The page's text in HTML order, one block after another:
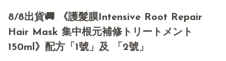
8/8出貨🚚 《護髮膜Intensive Root Repair
Hair Mask 集中根元補修トリートメント
150ml》配方「1號」及 「2號」